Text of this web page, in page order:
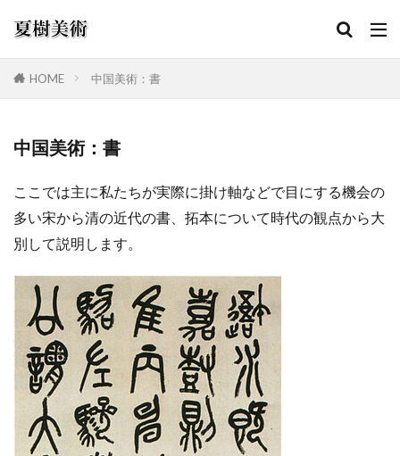
HOME 中国美術：書
中国美術：書
ここでは主に私たちが実際に掛け軸などで目にする機会の
多い宋から清の近代の書、拓本について時代の観点から大
別して説明します。
カテゴリー
検索